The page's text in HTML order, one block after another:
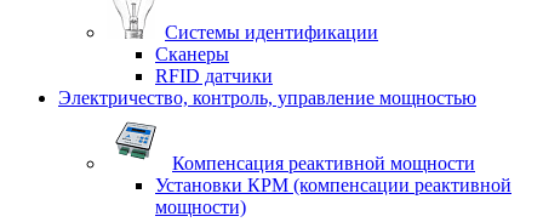
Системы идентификации
Сканеры
RFID датчики
Электричество, контроль, управление мощностью
Компенсация реактивной мощности
Установки КРМ (компенсации реактивной
мощности)